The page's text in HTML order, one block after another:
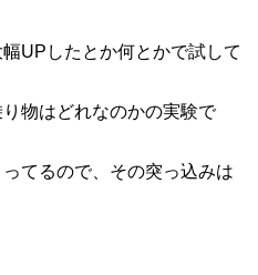
UPしたとか何とかで試して
物はどれなのかの実験で
てるので、その突っ込みは